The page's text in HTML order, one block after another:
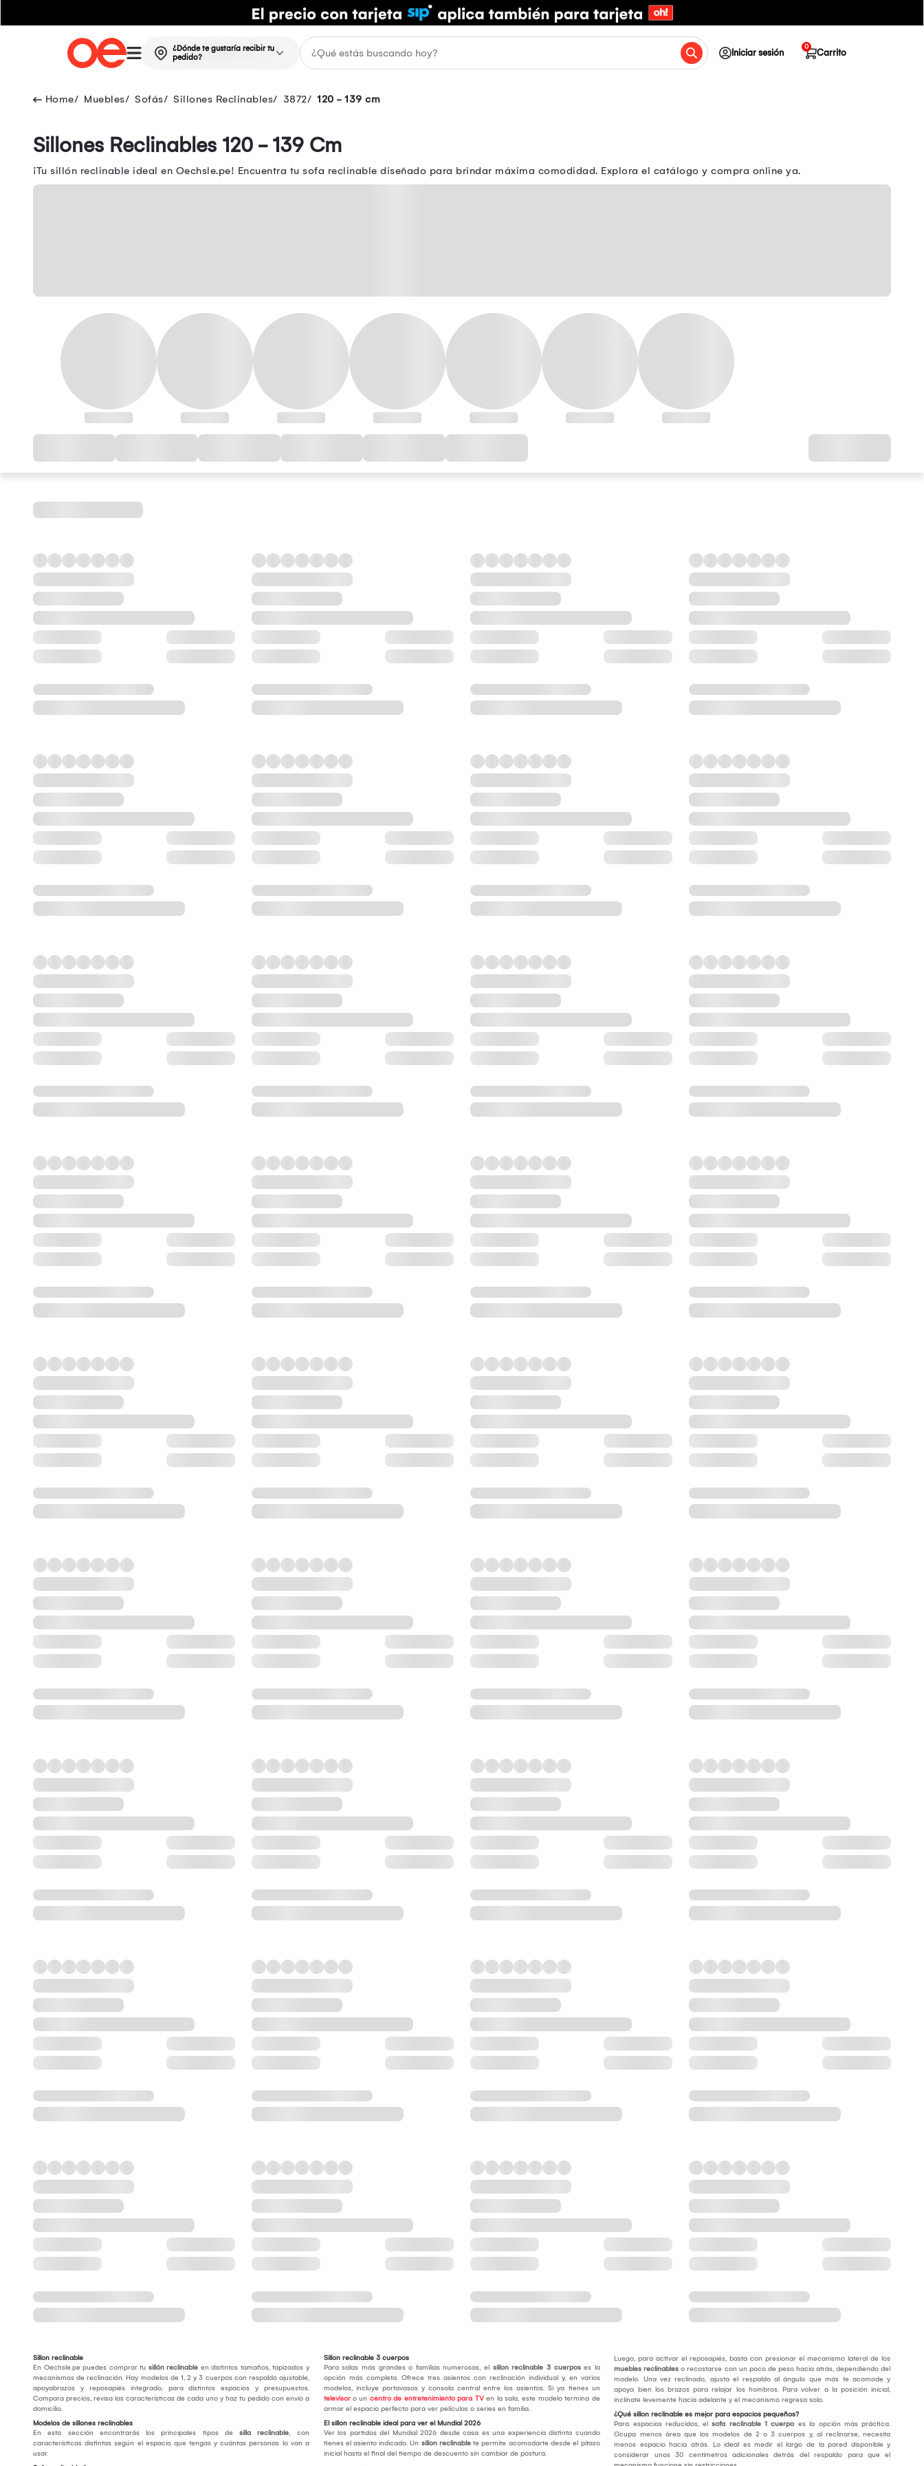
¿Dónde te gustaría recibir tu
pedido?
Iniciar sesión Carrito
0
Muebles Sofás Sillones Reclinables 3872 120 - 139 cm
Sillones Reclinables 120 - 139 Cm
¡Tu sillón reclinable ideal en Oechsle.pe! Encuentra tu sofa reclinable diseñado para brindar máxima comodidad. Explora el catálogo y compra online ya.
Sillon reclinable
En Oechsle.pe puedes comprar tu sillón reclinable en distintos tamaños, tapizados y
mecanismos de reclinación. Hay modelos de 1, 2 y 3 cuerpos con respaldo ajustable,
apoyabrazos y reposapiés integrado, para distintos espacios y presupuestos.
Compara precios, revisa las características de cada uno y haz tu pedido con envío a
domicilio.
Modelos de sillones reclinables
En esta sección encontrarás los principales tipos de silla reclinable, con
características distintas según el espacio que tengas y cuántas personas lo van a
usar.
Sillon reclinable 3 cuerpos
Para salas más grandes o familias numerosas, el sillon reclinable 3 cuerposes la
opción más completa. Ofrece tres asientos con reclinación individual y, en varios
modelos, incluye portavasos y consola central entre los asientos. Si ya tienes un
televisoro un centro de entretenimiento para TVen la sala, este modelo termina de
armar el espacio perfecto para ver películas o series en familia.
El sillon reclinable ideal para ver el Mundial 2026
Ver los partidos del Mundial 2026 desde casa es una experiencia distinta cuando
tienes el asiento indicado. Un sillon reclinablete permite acomodarte desde el pitazo
inicial hasta el final del tiempo de descuento sin cambiar de postura.
Luego, para activar el reposapiés, basta con presionar el mecanismo lateral de los
muebles reclinables o recostarse con un poco de peso hacia atrás, dependiendo del
modelo. Una vez reclinado, ajusta el respaldo al ángulo que más te acomode y
apoya bien los brazos para relajar los hombros. Para volver a la posición inicial,
inclínate levemente hacia adelante y el mecanismo regresa solo.
¿Qué sillon reclinable es mejor para espacios pequeños?
Para espacios reducidos, elsofa reclinable 1 cuerpo es la opción más práctica.
Ocupa menos área que los modelos de 2 o 3 cuerpos y, al reclinarse, necesita
menos espacio hacia atrás. Lo ideal es medir el largo de la pared disponible y
considerar unos 30 centímetros adicionales detrás del respaldo para que el